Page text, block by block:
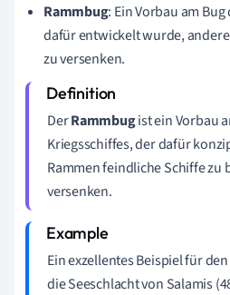
Rammbug: Ein Vorbau am
dafür entwickelt wurde,
zu versenken.
DerRammbugist ein Vorbau
Kriegsschiffes, der dafür
Rammen feindliche Schiffe zu
versenken.
Ein exzellentes Beispiel für
die Seeschlacht von Salamis